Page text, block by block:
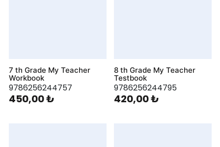
7 th Grade My Teacher
Workbook
9786256244757
450,00 ₺
8 th Grade My Teacher
Testbook
9786256244795
420,00 ₺